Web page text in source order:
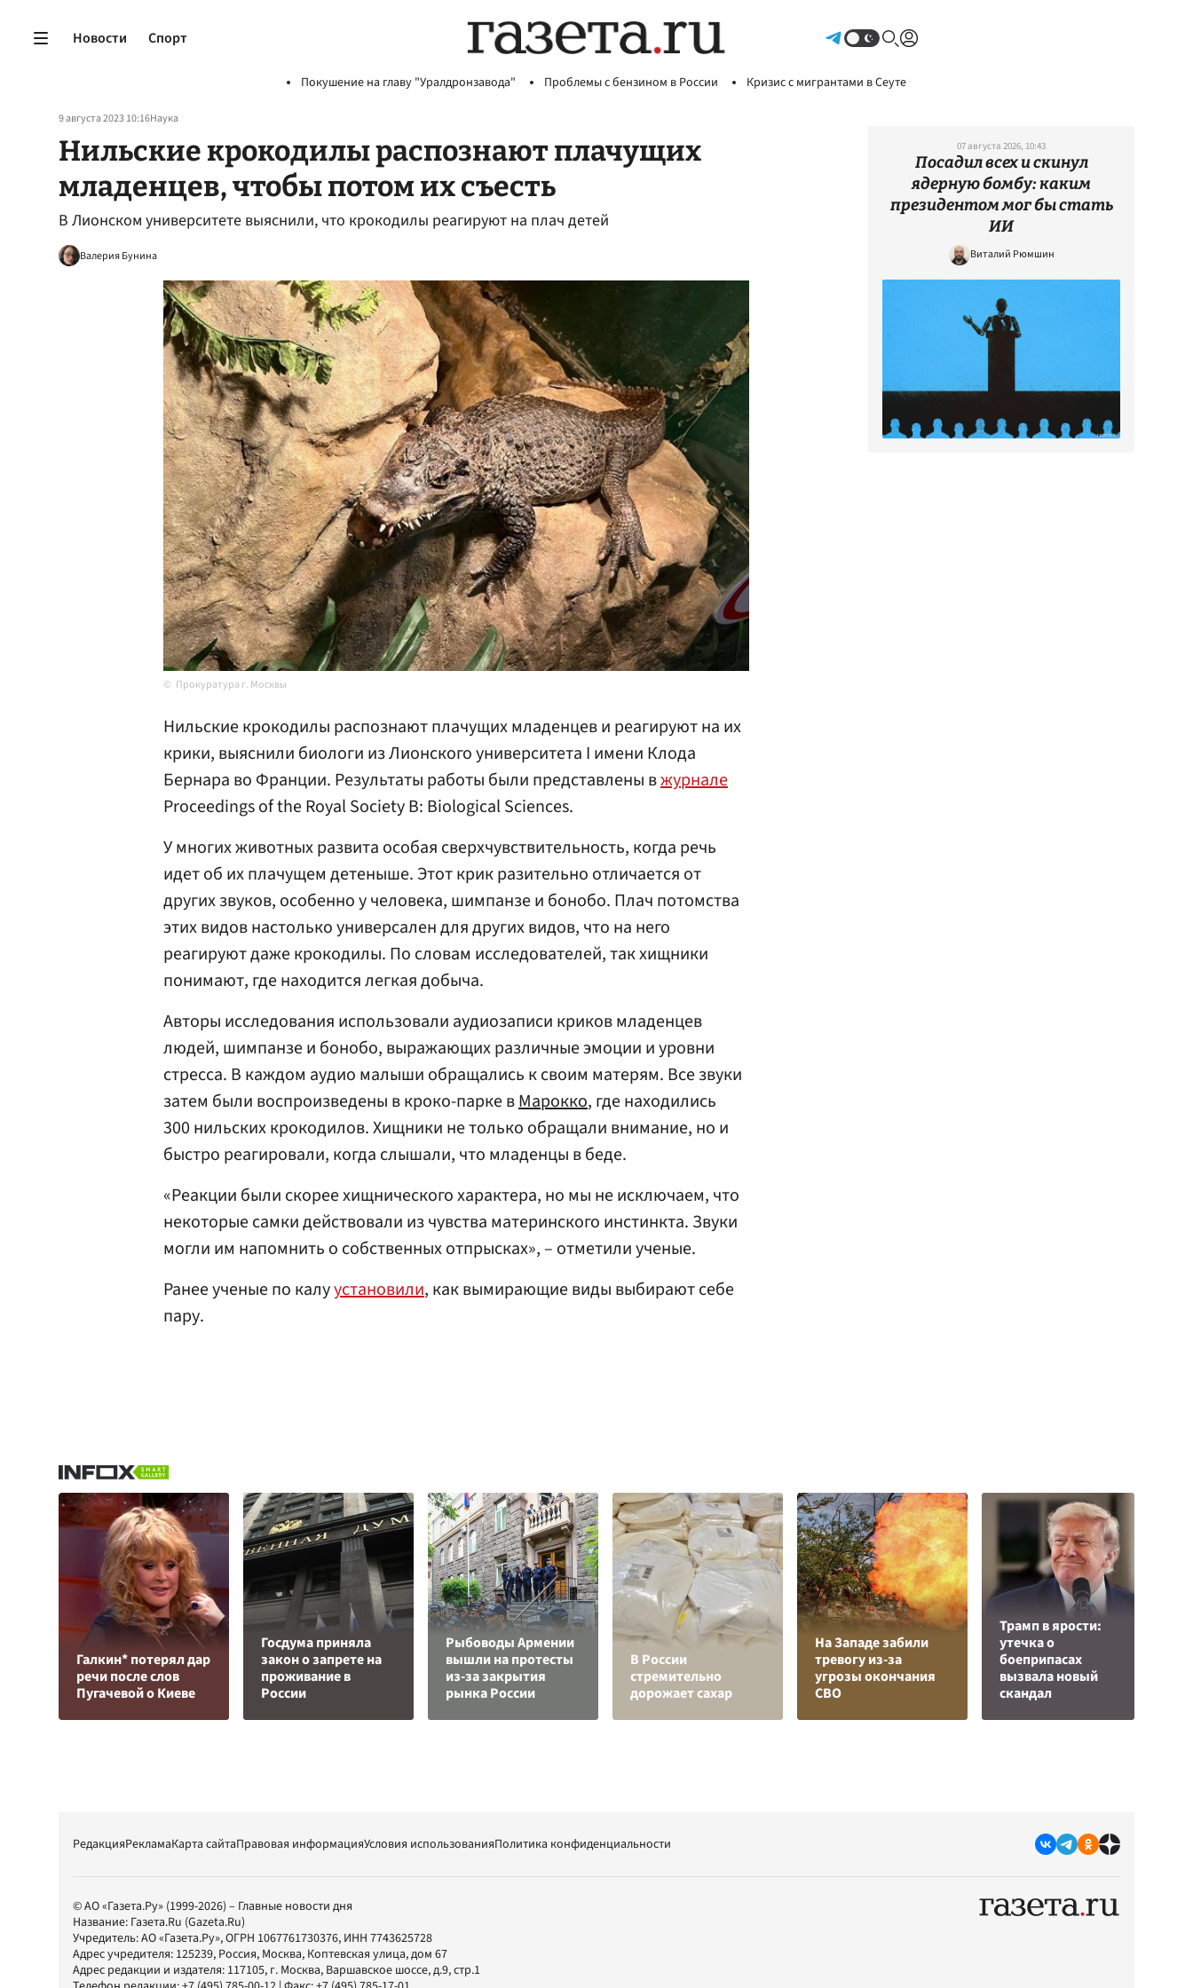
Новости Спорт
Покушение на главу "Уралдронзавода" Проблемы с бензином в России Кризис с мигрантами в Сеуте
9 августа 2023 10:16Наука
Нильские крокодилы распознают плачущих
младенцев, чтобы потом их съесть
В Лионском университете выяснили, что крокодилы реагируют на плач детей
Валерия Бунина
Прокуратура г. Москвы
Нильские крокодилы распознают плачущих младенцев и реагируют на их
крики, выяснили биологи из Лионского университета I имени Клода
Бернара во Франции. Результаты работы были представлены вжурнале
Proceedings of the Royal Society B: Biological Sciences.
У многих животных развита особая сверхчувствительность, когда речь
идет об их плачущем детеныше. Этот крик разительно отличается от
других звуков, особенно у человека, шимпанзе и бонобо. Плач потомства
этих видов настолько универсален для других видов, что на него
реагируют даже крокодилы. По словам исследователей, так хищники
понимают, где находится легкая добыча.
Авторы исследования использовали аудиозаписи криков младенцев
людей, шимпанзе и бонобо, выражающих различные эмоции и уровни
стресса. В каждом аудио малыши обращались к своим матерям. Все звуки
затем были воспроизведены в кроко-парке вМарокко, где находились
300 нильских крокодилов. Хищники не только обращали внимание, но и
быстро реагировали, когда слышали, что младенцы в беде.
«Реакции были скорее хищнического характера, но мы не исключаем, что
некоторые самки действовали из чувства материнского инстинкта. Звуки
могли им напомнить о собственных отпрысках», – отметили ученые.
Ранее ученые по калуустановили, как вымирающие виды выбирают себе
пару.
07 августа 2026, 10:43
Посадил всех и скинул
ядерную бомбу: каким
президентом мог бы стать
ИИ
Виталий Рюмшин
Галкин* потерял дар
речи после слов
Пугачевой о Киеве
Госдума приняла
закон о запрете на
проживание в
России
Рыбоводы Армении
вышли на протесты
из-за закрытия
рынка России
В России
стремительно
дорожает сахар
На Западе забили
тревогу из-за
угрозы окончания
СВО
Трамп в ярости:
утечка о
боеприпасах
вызвала новый
скандал
РедакцияРекламаКарта сайтаПравовая информацияУсловия использованияПолитика конфиденциальности
© АО «Газета.Ру» (1999-2026) – Главные новости дня
Название: Газета.Ru (Gazeta.Ru)
Учредитель:АО «Газета.Ру», ОГРН 1067761730376, ИНН 7743625728
Адрес учредителя: 125239, Россия, Москва, Коптевская улица, дом 67
Адрес редакции и издателя: 117105, г. Москва, Варшавское шоссе, д.9, стр.1